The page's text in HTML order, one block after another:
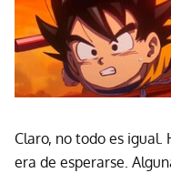
Claro, no todo es igual.
era de esperarse.